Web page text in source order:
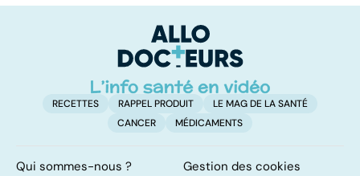
RECETTES RAPPEL PRODUIT
LE MAG DE LA SANTÉ
CANCER
MÉDICAMENTS
Qui sommes-nous ?
Gestion des cookies